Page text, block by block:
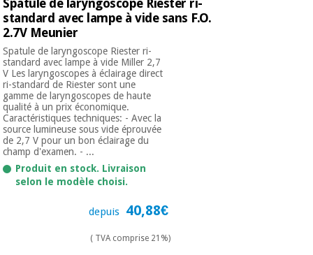
Spatule de laryngoscope Riester ri-
standard avec lampe à vide sans F.O.
2.7V Meunier
Spatule de laryngoscope Riester ri-
standard avec lampe à vide Miller 2,7
V Les laryngoscopes à éclairage direct
ri-standard de Riester sont une
gamme de laryngoscopes de haute
qualité à un prix économique.
Caractéristiques techniques: - Avec la
source lumineuse sous vide éprouvée
de 2,7 V pour un bon éclairage du
champ d'examen. - ...
Produit en stock. Livraison
selon le modèle choisi.
depuis 40,88€
( TVA comprise 21%)